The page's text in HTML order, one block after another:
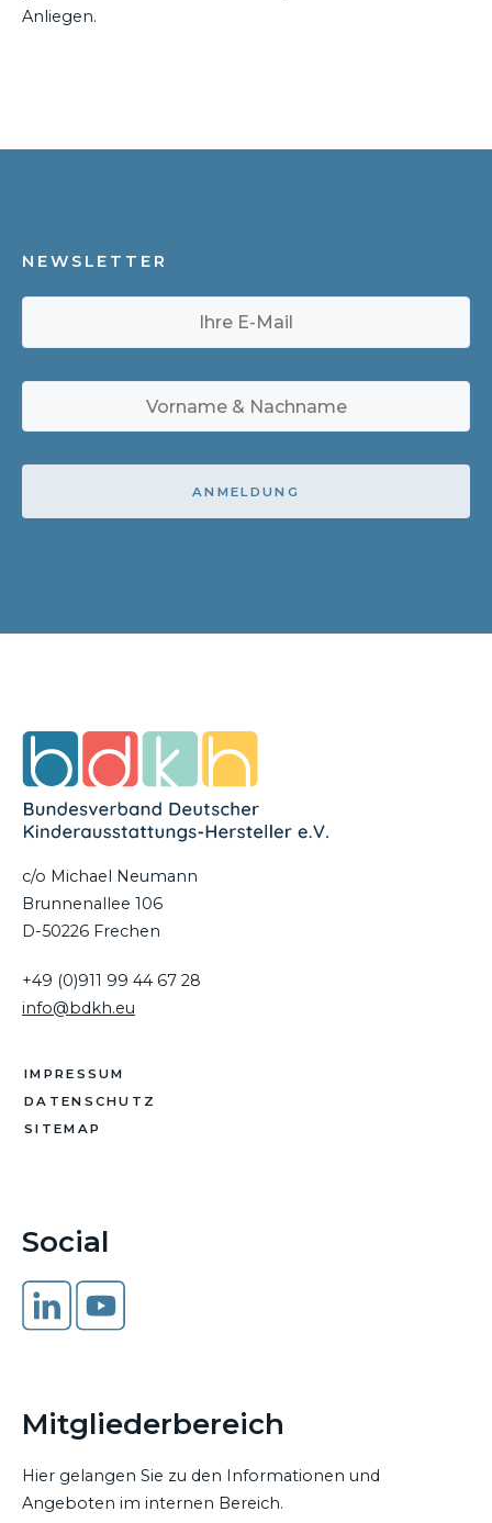
Anliegen.
NEWSLETTER
ANMELDUNG
c/o Michael Neumann
Brunnenallee 106
D-50226 Frechen
+49 (0)911 99 44 67 28
info@bdkh.eu
IMPRESSUM
DATENSCHUTZ
SITEMAP
Social
Mitgliederbereich
Hier gelangen Sie zu den Informationen und
Angeboten im internen Bereich.